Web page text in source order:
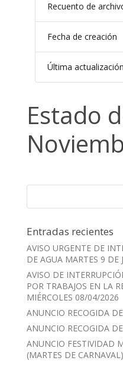
Recuento de
Fecha de creación
Última actualización
Estado
Entradas recientes
AVISO URGENTE DE
DE AGUA MARTES 9 DE
AVISO DE
POR TRABAJOS EN LA
MIÉRCOLES 08/04/2026
ANUNCIO RECOGIDA
ANUNCIO RECOGIDA
ANUNCIO FESTIVIDAD
(MARTES DE CARNAVAL)